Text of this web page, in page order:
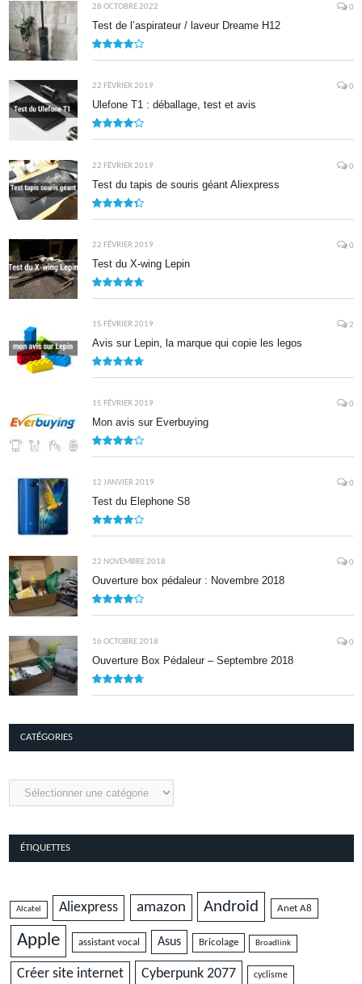
28 OCTOBRE 2022 0
Test de l’aspirateur / laveur Dreame H12
22 FÉVRIER 2019 0
Ulefone T1 : déballage, test et avis
22 FÉVRIER 2019 0
Test du tapis de souris géant Aliexpress
22 FÉVRIER 2019 0
Test du X-wing Lepin
15 FÉVRIER 2019 2
Avis sur Lepin, la marque qui copie les legos
15 FÉVRIER 2019 0
Mon avis sur Everbuying
12 JANVIER 2019 0
Test du Elephone S8
22 NOVEMBRE 2018 0
Ouverture box pédaleur : Novembre 2018
16 OCTOBRE 2018 0
Ouverture Box Pédaleur – Septembre 2018
CATÉGORIES
Catégories
ÉTIQUETTES
Alcatel Aliexpress amazon Android Anet A8
Apple assistant vocal Asus Bricolage Broadlink
Créer site internet Cyberpunk 2077 cyclisme